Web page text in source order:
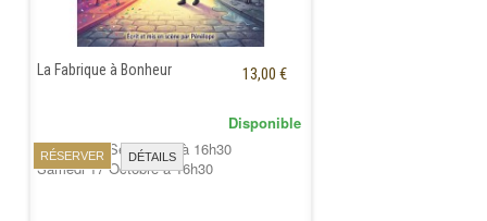
La Fabrique à Bonheur 13,00 €
RÉSERVER DÉTAILS
Disponible
Samedi 19 Septembre à 16h30
Samedi 17 Octobre à 16h30